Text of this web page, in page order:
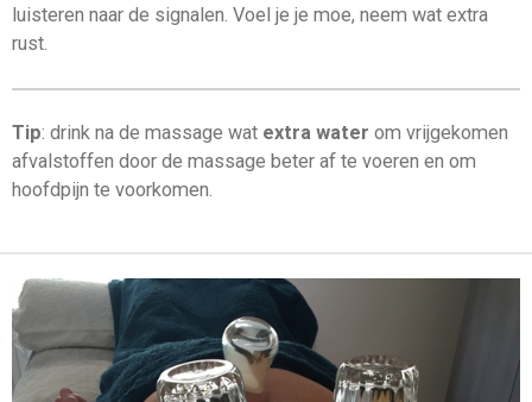
luisteren naar de signalen. Voel je je moe, neem wat extra
rust.
Tip: drink na de massage wat extra water om vrijgekomen
afvalstoffen door de massage beter af te voeren en om
hoofdpijn te voorkomen.